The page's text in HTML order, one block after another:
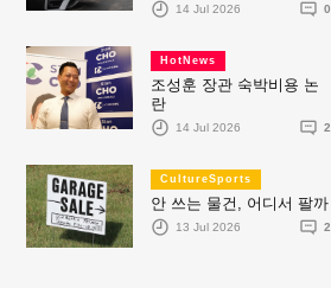
14 Jul 2026 0
HotNews
조성훈 장관 숙박비용 논
란
14 Jul 2026 2
CultureSports
안 쓰는 물건, 어디서 팔까
13 Jul 2026 2